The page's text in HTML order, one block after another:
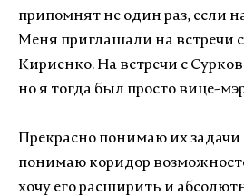
припомнят не один раз, если
Меня приглашали на встречи
Кириенко. На встречи с
но я тогда был просто вице-
Прекрасно понимаю их задачи
понимаю коридор
хочу его расширить и